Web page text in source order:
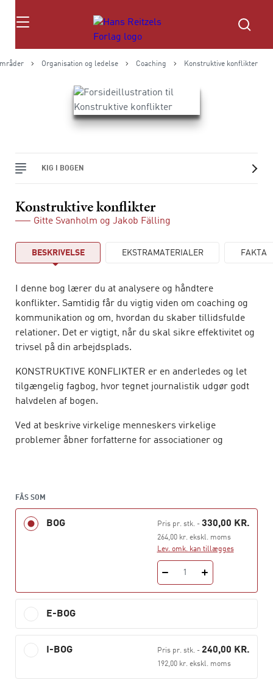
Søg
Organisation og ledelse Coaching Konstruktive konflikter
KIG I BOGEN
Konstruktive konflikter
Gitte Svanholm og Jakob Fälling
BESKRIVELSE EKSTRAMATERIALER FAKTA
I denne bog lærer du at analysere og håndtere
konflikter. Samtidig får du vigtig viden om coaching og
kommunikation og om, hvordan du skaber tillidsfulde
relationer. Det er vigtigt, når du skal sikre effektivitet og
trivsel på din arbejdsplads.
KONSTRUKTIVE KONFLIKTER er en anderledes og let
tilgængelig fagbog, hvor tegnet journalistik udgør godt
halvdelen af bogen.
Ved at beskrive virkelige menneskers virkelige
problemer åbner forfatterne for associationer og
KONSTRUKTIVE KONFLIKTER dækker pensum på faget
’Coaching og konflikthåndtering’ på
akademiuddannelsen i ledelse, men kan bruges af alle,
der gerne vil blive bedre til at håndtere konflikter på
FÅS SOM
BOG Pris pr. stk.- 330,00 KR.
264,00 kr. ekskl. moms
Lev. omk. kan tillægges
1
E-BOG
I-BOG Pris pr. stk.- 240,00 KR.
192,00 kr. ekskl. moms